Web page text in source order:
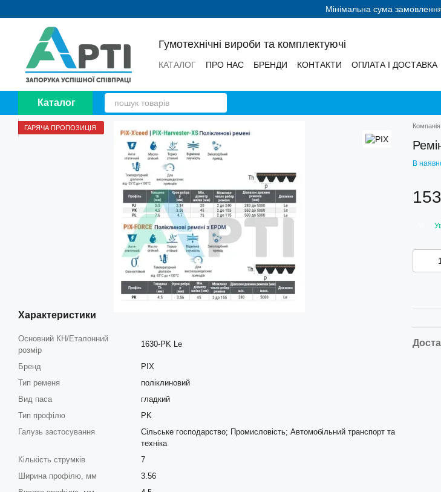
Мінімальна сума
Гумотехнічні вироби та комплектуючі
КАТАЛОГ ПРО НАС БРЕНДИ КОНТАКТИ
ОПЛАТА І ДОСТАВКА
Каталог
ГАРЯЧА ПРОПОЗИЦІЯ
Характеристики
Основний КН/Еталонний
розмір
1630-PK Le
Бренд
PIX
Тип ременя
поліклиновий
Вид паса
гладкий
Тип профілю
PK
Галузь застосування
Сільське господарство; Промисловість; Автомобільний транспорт та
техніка
Кількість струмків
7
Ширина профілю, мм
3.56
В